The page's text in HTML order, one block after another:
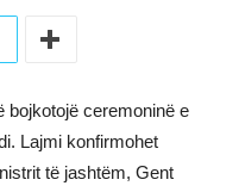
bojkotojë ceremoninë e
Lajmi konfirmohet
të jashtëm, Gent